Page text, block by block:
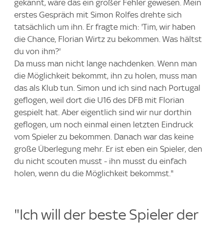
gekannt, wäre das ein großer Fehler gewesen. Mein
erstes Gespräch mit Simon Rolfes drehte sich
tatsächlich um ihn. Er fragte mich: 'Tim, wir haben
die Chance, Florian Wirtz zu bekommen. Was hältst
du von ihm?'
Da muss man nicht lange nachdenken. Wenn man
die Möglichkeit bekommt, ihn zu holen, muss man
das als Klub tun. Simon und ich sind nach Portugal
geflogen, weil dort die U16 des DFB mit Florian
gespielt hat. Aber eigentlich sind wir nur dorthin
geflogen, um noch einmal einen letzten Eindruck
vom Spieler zu bekommen. Danach war das keine
große Überlegung mehr. Er ist eben ein Spieler, den
du nicht scouten musst - ihn musst du einfach
holen, wenn du die Möglichkeit bekommst."
"Ich will der beste Spieler der